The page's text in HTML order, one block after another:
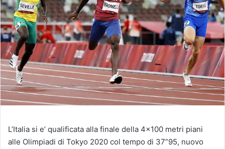
L’Italia si e’ qualificata alla finale della 4×100 metri piani
alle Olimpiadi di Tokyo 2020 col tempo di 37”95, nuovo